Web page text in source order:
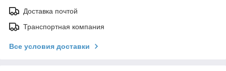
Доставка почтой
Транспортная компания
Все условия доставки